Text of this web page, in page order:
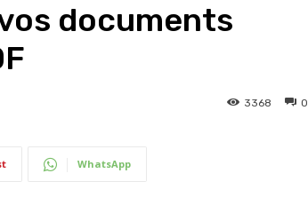
documents
0
3368
WhatsApp